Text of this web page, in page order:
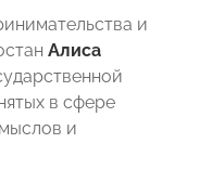
и
Алиса
в сфере
и